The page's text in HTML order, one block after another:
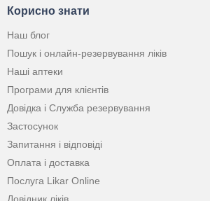
Корисно знати
Наш блог
Пошук і онлайн-резервування ліків
Наші аптеки
Програми для клієнтів
Довідка і Служба резервування
Застосунок
Запитання і відповіді
Оплата і доставка
Послуга Likar Online
Довідник ліків